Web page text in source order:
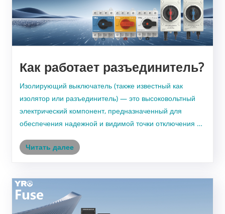
Как работает разъединитель?
Изолирующий выключатель (также известный как
изолятор или разъединитель) — это высоковольтный
электрический компонент, предназначенный для
обеспечения надежной и видимой точки отключения в
изолировать часть оборудования (например,
Читать далее